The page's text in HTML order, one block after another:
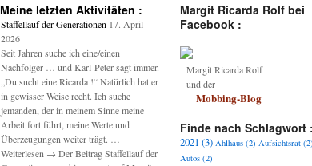
Meine letzten Aktivitäten :
Staffellauf der Generationen 17. April
2026
Seit Jahren suche ich eine/einen
Nachfolger … und Karl-Peter sagt immer.
„Du sucht eine Ricarda !“ Natürlich hat er
in gewisser Weise recht. Ich suche
jemanden, der in meinem Sinne meine
Arbeit fort führt, meine Werte und
Überzeugungen weiter trägt. …
Weiterlesen → Der Beitrag Staffellauf der
Margit Ricarda Rolf bei
Facebook :
Margit Ricarda Rolf
und der
Mobbing-Blog
Finde nach Schlagwort :
2021 (3) Ahlhaus (2) Aufsichtsrat (2)
Autos (2)